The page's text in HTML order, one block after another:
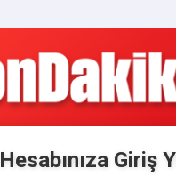
Hesabınıza Giriş